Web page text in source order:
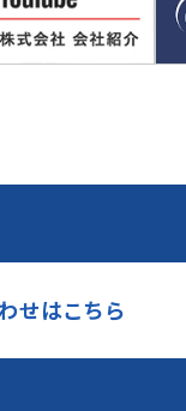
せはこちら